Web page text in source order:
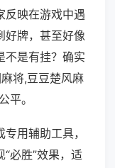
反映在游戏中遇
好牌，甚至好像
不是有挂？确实
将,豆豆楚风麻
平。
用辅助工具，
必胜”效果，适